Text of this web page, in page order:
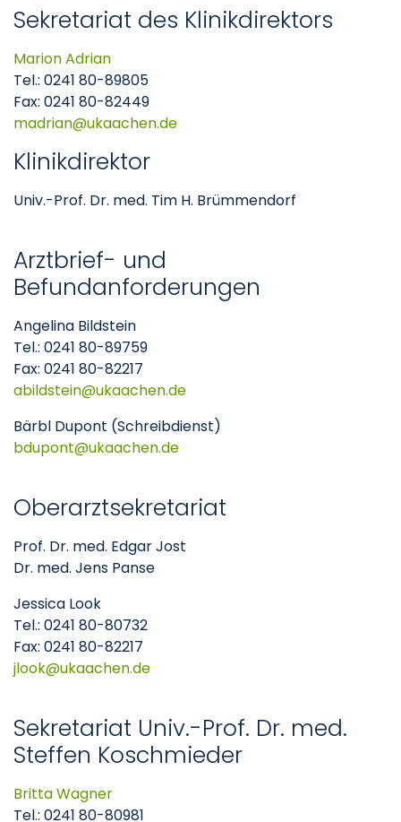
Sekretariat des Klinikdirektors
Marion Adrian
Tel.: 0241 80-89805
Fax: 0241 80-82449
madrian
ukaachende
Klinikdirektor
Univ.-Prof. Dr. med. Tim H. Brümmendorf
Arztbrief- und
Befundanforderungen
Angelina Bildstein
Tel.: 0241 80-89759
Fax: 0241 80-82217
abildstein
ukaachende
Bärbl Dupont (Schreibdienst)
bdupont
ukaachende
Oberarztsekretariat
Prof. Dr. med. Edgar Jost
Dr. med. Jens Panse
Jessica Look
Tel.: 0241 80-80732
Fax: 0241 80-82217
jlook
ukaachende
Sekretariat Univ.-Prof. Dr. med.
Steffen Koschmieder
Britta Wagner
Tel.: 0241 80-80981